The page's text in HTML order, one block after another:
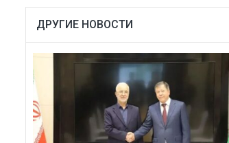
ДРУГИЕ НОВОСТИ